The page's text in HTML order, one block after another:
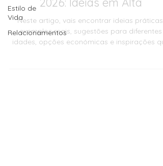
Estilo de
Vida
Relacionamentos
Temas de Aniversário Menino
2026: Ideias em Alta